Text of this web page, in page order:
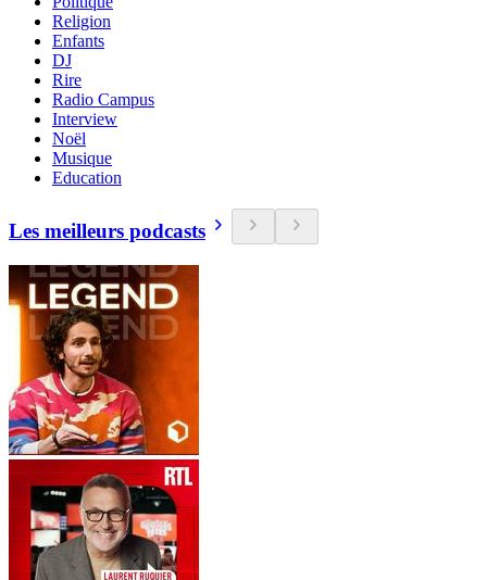
Religion
Enfants
DJ
Rire
Radio Campus
Interview
Noël
Musique
Education
Les meilleurs podcasts